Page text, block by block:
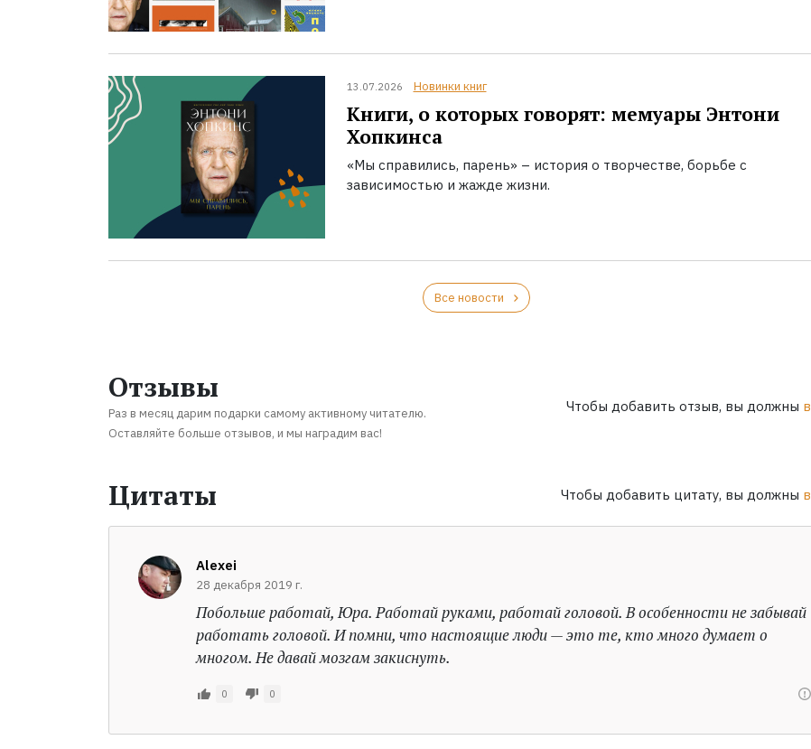
13.07.2026 Новинки книг
Книги, о которых говорят: мемуары Энтони
Хопкинса
«Мы справились, парень» – история о творчестве, борьбе с
зависимостью и жажде жизни.
Все новости
Отзывы
Раз в месяц дарим подарки самому активному читателю.
Оставляйте больше отзывов, и мы наградим вас!
Чтобы добавить отзыв, вы должны
Цитаты Чтобы добавить цитату, вы должны
Alexei
28 декабря 2019 г.
Побольше работай, Юра. Работай руками, работай головой. В особенности не забывай
работать головой. И помни, что настоящие люди — это те, кто много думает о
многом. Не давай мозгам закиснуть.
0 0